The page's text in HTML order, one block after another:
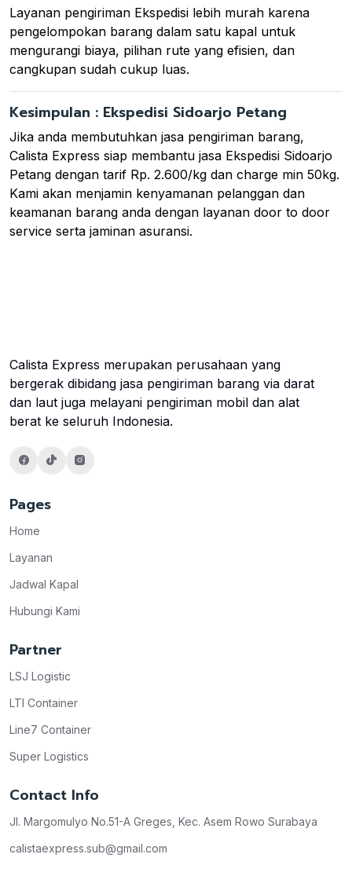
Layanan pengiriman Ekspedisi lebih murah karena
pengelompokan barang dalam satu kapal untuk
mengurangi biaya, pilihan rute yang efisien, dan
cangkupan sudah cukup luas.
Kesimpulan : Ekspedisi Sidoarjo Petang
Jika anda membutuhkan jasa pengiriman barang,
Calista Express siap membantu jasa Ekspedisi Sidoarjo
Petang dengan tarif Rp. 2.600/kg dan charge min 50kg.
Kami akan menjamin kenyamanan pelanggan dan
keamanan barang anda dengan layanan door to door
service serta jaminan asuransi.
Calista Express merupakan perusahaan yang
bergerak dibidang jasa pengiriman barang via darat
dan laut juga melayani pengiriman mobil dan alat
berat ke seluruh Indonesia.
Pages
Home
Layanan
Jadwal Kapal
Hubungi Kami
Partner
LSJ Logistic
LTI Container
Line7 Container
Super Logistics
Contact Info
Jl. Margomulyo No.51-A Greges, Kec. Asem Rowo Surabaya
calistaexpress.sub@gmail.com